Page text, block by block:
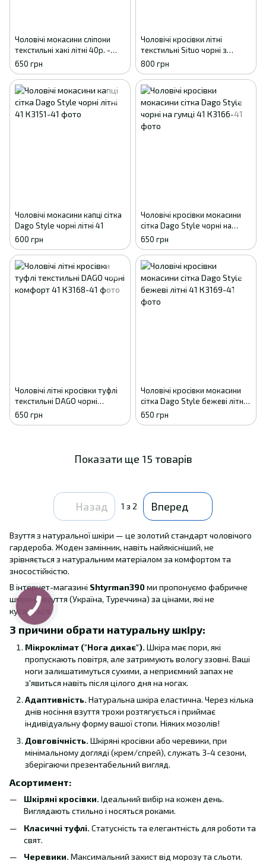
Чоловічі мокасини сліпони
текстильні хакі літні 40р. -
26,5
650 грн
Чоловічі кросівки літні
текстильні Situo чорні з
гумкою 41
800 грн
Чоловічі мокасини капці сітка
Dago Style чорні літні 41
600 грн
Чоловічі кросівки мокасини
сітка Dago Style чорні на
гумці 41
650 грн
Чоловічі літні кросівки туфлі
текстильні DAGO чорні
комфорт 41
650 грн
Чоловічі кросівки мокасини
сітка Dago Style бежеві літні
41
650 грн
Показати ще 15 товарів
Назад 1 з 2 Вперед
Взуття з натуральної шкіри — це золотий стандарт чоловічого
гардероба. Жоден замінник, навіть найякісніший, не
зрівняється з натуральним матеріалом за комфортом та
зносостійкістю.
В інтернет-магазині Shtyrman390ми пропонуємо фабричне
шкіряне взуття (Україна, Туреччина) за цінами, які не
кусаються.
3 причини обрати натуральну шкіру:
Мікроклімат ("Нога дихає"). Шкіра має пори, які
пропускають повітря, але затримують вологу ззовні. Ваші
ноги залишатимуться сухими, а неприємний запах не
з'явиться навіть після цілого дня на ногах.
Адаптивність. Натуральна шкіра еластична. Через кілька
днів носіння взуття трохи розтягується і приймає
індивідуальну форму вашої стопи. Ніяких мозолів!
Довговічність. Шкіряні кросівки або черевики, при
мінімальному догляді (крем/спрей), служать 3-4 сезони,
зберігаючи презентабельний вигляд.
Асортимент:
Шкіряні кросівки. Ідеальний вибір на кожен день.
Виглядають стильно і носяться роками.
Класичні туфлі. Статусність та елегантність для роботи та
свят.
Черевики. Максимальний захист від морозу та сльоти.